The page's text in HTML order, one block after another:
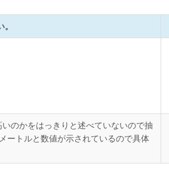
のかをはっきりと述べていないので抽
ートルと数値が示されているので具体